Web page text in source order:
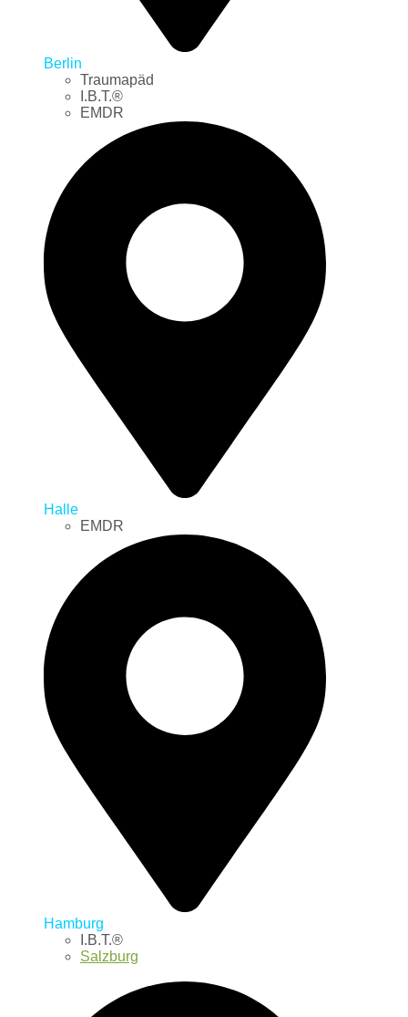
Berlin
Traumapäd
I.B.T.®
EMDR
Halle
EMDR
Hamburg
I.B.T.®
Salzburg